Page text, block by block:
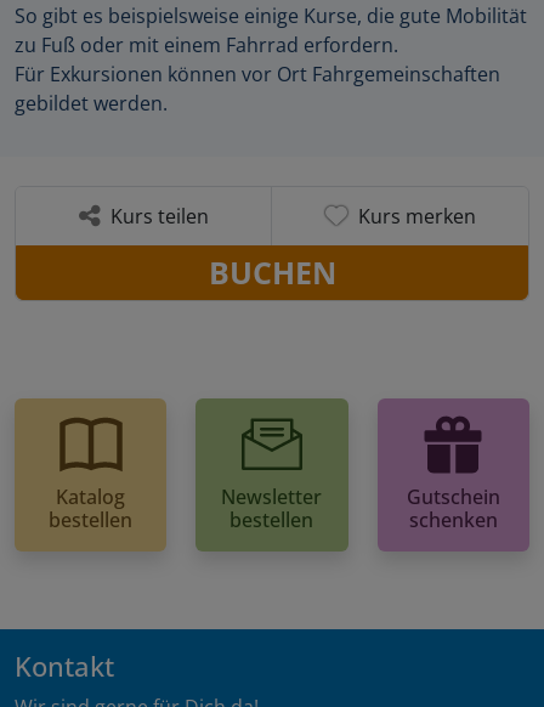
So gibt es beispielsweise einige Kurse, die gute Mobilität
zu Fuß oder mit einem Fahrrad erfordern.
Für Exkursionen können vor Ort Fahrgemeinschaften
gebildet werden.
Kurs teilen Kurs merken
BUCHEN
Katalog
bestellen
Newsletter
bestellen
Gutschein
schenken
Kontakt